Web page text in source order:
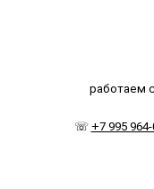
работаем
☏ +7 995